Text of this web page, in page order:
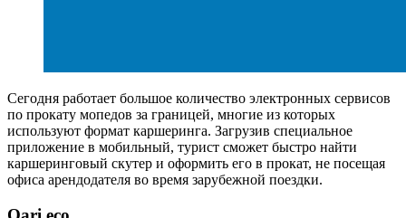
Сегодня работает большое количество электронных сервисов
по прокату мопедов за границей, многие из которых
используют формат каршеринга. Загрузив специальное
приложение в мобильный, турист сможет быстро найти
каршеринговый скутер и оформить его в прокат, не посещая
офиса арендодателя во время зарубежной поездки.